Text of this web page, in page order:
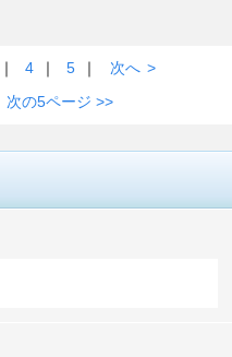
｜ 4 ｜ 5 ｜ 次へ >
次の5ページ >>